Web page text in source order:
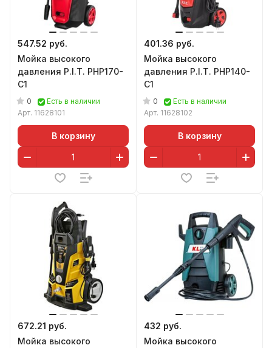
547.52 руб.
Мойка высокого
давления P.I.T. PHP170-
C1
0
Есть в наличии
Арт. 11628101
В корзину
401.36 руб.
Мойка высокого
давления P.I.T. PHP140-
C1
0
Есть в наличии
Арт. 11628102
В корзину
672.21 руб.
Мойка высокого
432 руб.
Мойка высокого